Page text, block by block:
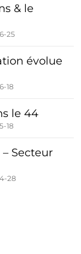
& le
25
évolue
18
le 44
18
Secteur
28